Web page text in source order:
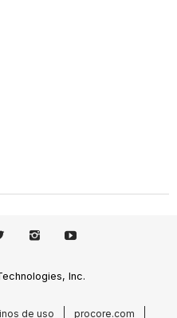
Inc.
de uso procore.com